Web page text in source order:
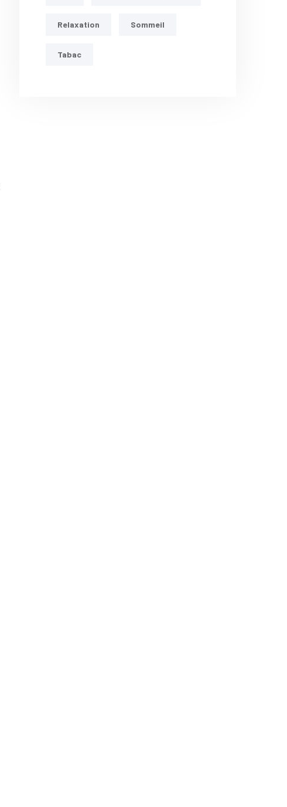
Relaxation Sommeil
Tabac